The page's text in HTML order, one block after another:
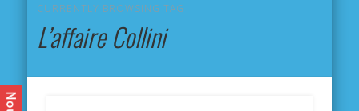
CURRENTLY BROWSING TAG
L’affaire Collini